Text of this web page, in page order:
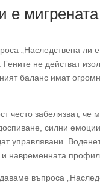
е
„Наследствена ли
не действат
баланс имат
забелязват, че
силни
управлявани.
и навременната
въпроса